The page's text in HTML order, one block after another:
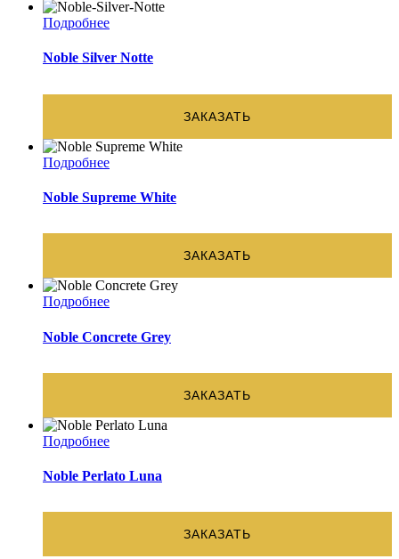
Подробнее
Noble Silver Notte
ЗАКАЗАТЬ
Подробнее
Noble Supreme White
ЗАКАЗАТЬ
Подробнее
Noble Concrete Grey
ЗАКАЗАТЬ
Подробнее
Noble Perlato Luna
ЗАКАЗАТЬ